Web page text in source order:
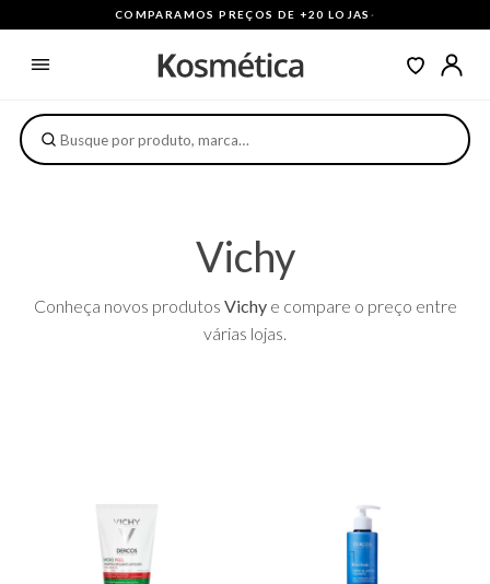
COMPARAMOS PREÇOS DE +20 LOJAS ·
Vichy
Conheça novos produtos Vichye compare o preço entre
várias lojas.